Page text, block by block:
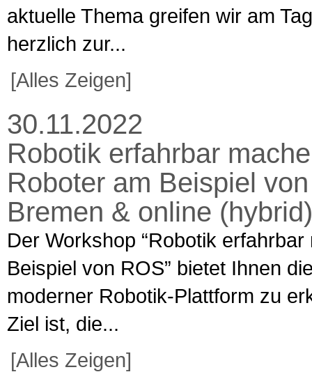
aktuelle Thema greifen wir am
herzlich zur...
[Alles Zeigen]
30.11.2022
Robotik erfahrbar
Roboter am Beispiel
Bremen & online (hybrid)
Der Workshop “Robotik
Beispiel von ROS” bietet Ihnen
moderner Robotik-Plattform zu
Ziel ist, die...
[Alles Zeigen]